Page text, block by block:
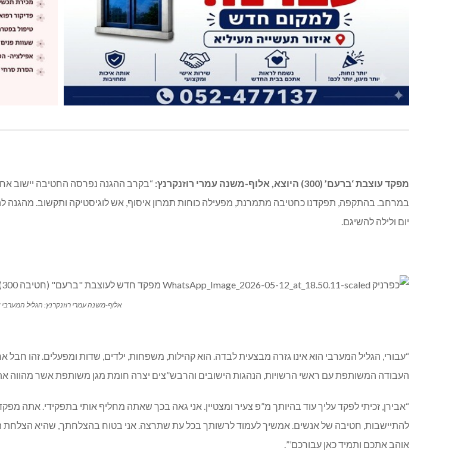
מפקד עוצבת ‘ברעם’ (300) היוצא, אלוף-משנה עמרי רוזנקרנץ:
“בקרב ההגנה נפרסה החטיבה יישוב
במרחב. בהתקפה, תפקדנו כחטיבה מתמרנת, מפעילה כוחות תמרון איסוף, אש לוגיסטיקה ותקשוב. מהגנה
יום ולילה להשיגם.
אלוף-משנה עמרי רוזנקרנץ: הגליל המערבי
“עבורי, הגליל המערבי הוא אינו גזרה מבצעית לבדה. הוא קהילות, משפחות, ילדים, שדות ומפעלים. זהו
העבודה המשותפת עם ראשי הרשויות, הנהגות הישובים והרבש”צים יצרה חומת מגן משותפת אשר מהווה
“אבירן, זכיתי לפקד עליך עוד בהיותך מ”פ צעיר ומצטיין. אני גאה בכך שאתה מחליף אותי בתפקידי. אתה
להתיישבות, חטיבה של אנשים. אמשיך לעמוד לרשותך בכל עת שתרצה. אני בטוח בהצלחתך, שהיא הצלחת
אוהב אתכם ותמיד כאן עבורכם’”.